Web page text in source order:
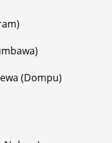
(Dompu)